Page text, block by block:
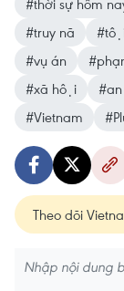
#thời sự hôm
#truy nã
#tội
#vụ án
#xã hội
#Vietnam
Theo dõi